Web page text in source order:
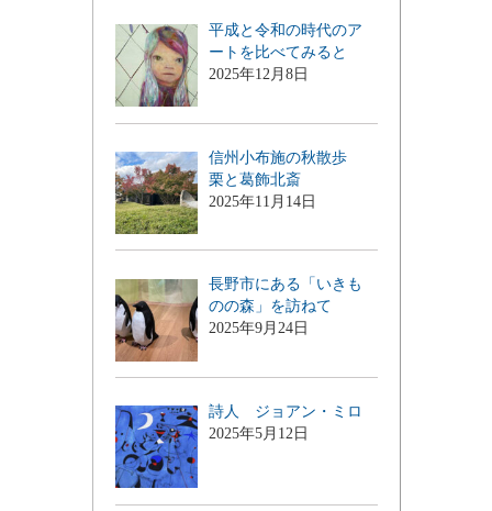
平成と令和の時代のア
ートを比べてみると
2025年12月8日
信州小布施の秋散歩
栗と葛飾北斎
2025年11月14日
長野市にある「いきも
のの森」を訪ねて
2025年9月24日
詩人 ジョアン・ミロ
2025年5月12日